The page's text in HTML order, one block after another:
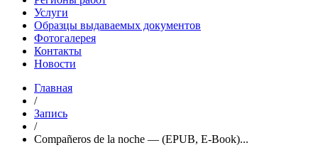
Услуги
Образцы выдаваемых документов
Фотогалерея
Контакты
Новости
Главная
/
Запись
/
Compañeros de la noche — (EPUB, E-Book)...